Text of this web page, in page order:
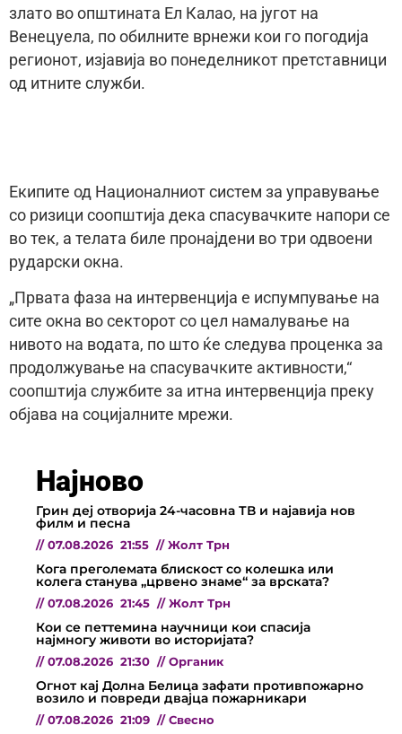
злато во општината Ел Калао, на југот на
Венецуела, по обилните врнежи кои го погодија
регионот, изјавија во понеделникот претставници
од итните служби.
Екипите од Националниот систем за управување
со ризици соопштија дека спасувачките напори се
во тек, а телата биле пронајдени во три одвоени
рударски окна.
„Првата фаза на интервенција е испумпување на
сите окна во секторот со цел намалување на
нивото на водата, по што ќе следува проценка за
продолжување на спасувачките активности,“
соопштија службите за итна интервенција преку
објава на социјалните мрежи.
Најново
Грин деј отворија 24-часовна ТВ и најавија нов
филм и песна
// 07.08.2026 21:55 // Жолт Трн
Кога преголемата блискост со колешка или
колега станува „црвено знаме“ за врската?
// 07.08.2026 21:45 // Жолт Трн
Кои се петтемина научници кои спасија
најмногу животи во историјата?
// 07.08.2026 21:30 // Органик
Огнот кај Долна Белица зафати противпожарно
возило и повреди двајца пожарникари
// 07.08.2026 21:09 // Свесно